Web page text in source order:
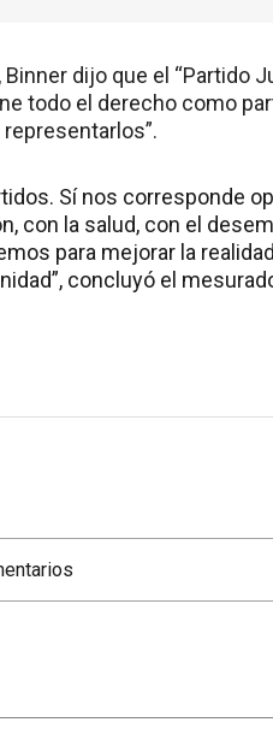
dijo que el “Partido
todo el derecho como
Sí nos corresponde
con la salud, con el
para mejorar la
concluyó el